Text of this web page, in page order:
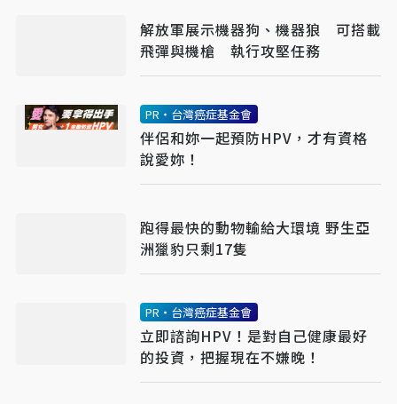
解放軍展示機器狗、機器狼 可搭載
飛彈與機槍 執行攻堅任務
PR・台灣癌症基金會
伴侶和妳一起預防HPV，才有資格
說愛妳！
跑得最快的動物輸給大環境 野生亞
洲獵豹只剩17隻
PR・台灣癌症基金會
立即諮詢HPV！是對自己健康最好
的投資，把握現在不嫌晚！